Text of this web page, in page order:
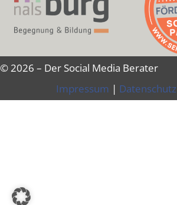
© 2026 – Der Social Media Berater
Impressum | Datenschutz